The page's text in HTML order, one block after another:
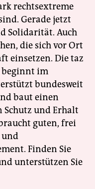
rechtsextreme
Gerade jetzt
Solidarität. Auch
die sich vor Ort
einsetzen. Die taz
beginnt im
bundesweit
baut einen
Schutz und Erhalt
guten, frei
und
Finden Sie
unterstützen Sie